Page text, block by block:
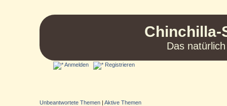
Chinchilla-
Das
Anmelden Registrieren
Unbeantwortete Themen |Aktive Themen